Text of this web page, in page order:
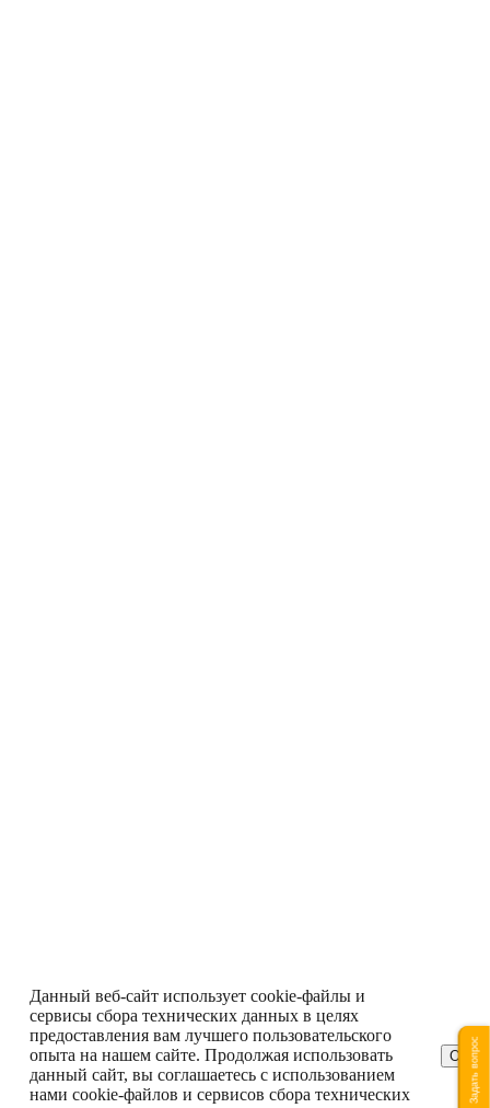
Данный веб-сайт использует cookie-файлы и
сервисы сбора технических данных в целях
предоставления вам лучшего пользовательского
опыта на нашем сайте. Продолжая использовать
данный сайт, вы соглашаетесь с использованием
нами cookie-файлов и сервисов сбора технических
ОК Задать вопрос